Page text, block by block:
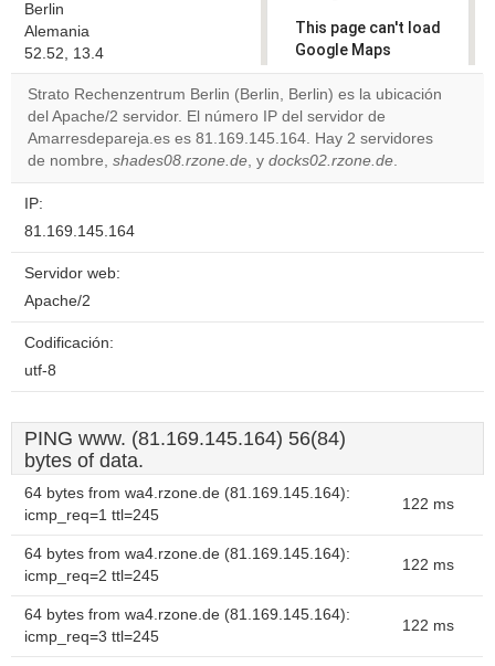
Berlin
Alemania
52.52, 13.4
This page can't load
Google Maps
correctly.
Do you
own this
website?
OK
Strato Rechenzentrum Berlin (Berlin, Berlin) es la ubicación
del Apache/2 servidor. El número IP del servidor de
Amarresdepareja.es es 81.169.145.164. Hay 2 servidores
de nombre, shades08.rzone.de, y docks02.rzone.de.
IP:
81.169.145.164
Servidor web:
Apache/2
Codificación:
utf-8
PING www. (81.169.145.164) 56(84)
bytes of data.
64 bytes from wa4.rzone.de (81.169.145.164):
icmp_req=1 ttl=245
122 ms
64 bytes from wa4.rzone.de (81.169.145.164):
icmp_req=2 ttl=245
122 ms
64 bytes from wa4.rzone.de (81.169.145.164):
icmp_req=3 ttl=245
122 ms